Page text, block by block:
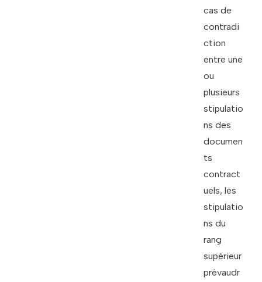
cas de
contradi
ction
entre une
ou
plusieurs
stipulatio
ns des
documen
ts
contract
uels, les
stipulatio
ns du
rang
supérieur
prévaudr